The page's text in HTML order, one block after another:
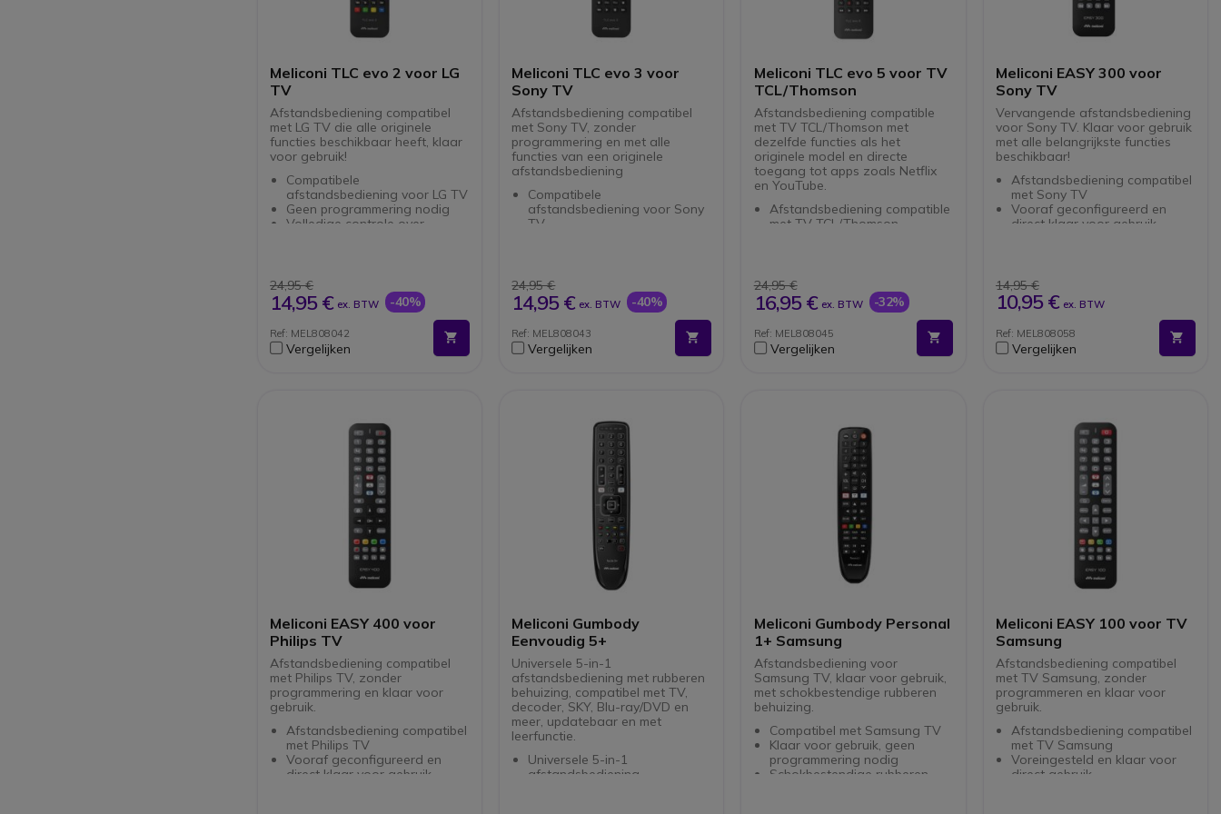
Meliconi TLC evo 2 voor LG
TV
Afstandsbediening compatibel
met LG TV die alle originele
functies beschikbaar heeft, klaar
voor gebruik!
Compatibele
afstandsbediening voor LG TV
Geen programmering nodig
Volledige controle over
Netflix, Prime Video, YouTube
op Smart TV.
Volledig toetsenbord: 50
Benodigde batterijen: 2 x
AAA/LR03 alcaline van 1,5 V
24,95 €
14,95 € ex. BTW -40%
Ref: MEL808042
Vergelijken
Meliconi TLC evo 3 voor
Sony TV
Afstandsbediening compatibel
met Sony TV, zonder
programmering en met alle
functies van een originele
afstandsbediening
Compatibele
afstandsbediening voor Sony
TV
beschikbaar: kanaal wisselen,
enz.
Directe toegang tot functies:
Netflix, Prime Video, YouTube
op Smart TV.
Volledig toetsenbord: 50
Gebruik geen oplaadbare
24,95 €
14,95 € ex. BTW -40%
Ref: MEL808043
Vergelijken
Meliconi TLC evo 5 voor TV
TCL/Thomson
Afstandsbediening compatible
met TV TCL/Thomson met
dezelfde functies als het
originele model en directe
toegang tot apps zoals Netflix
en YouTube.
Afstandsbediening compatible
met TV TCL/Thomson
beschikbaar: kanaal wisselen,
enz.
Snel toegang tot functies:
Netflix, Prime Video, YouTube
op Smart TV.
Volledig toetsenbord: 50
Geen oplaadbare batterijen
24,95 €
16,95 € ex. BTW -32%
Ref: MEL808045
Vergelijken
Meliconi EASY 300 voor
Sony TV
Vervangende afstandsbediening
voor Sony TV. Klaar voor gebruik
met alle belangrijkste functies
beschikbaar!
Afstandsbediening compatibel
met Sony TV
Vooraf geconfigureerd en
direct klaar voor gebruik
LEARN-functie voor andere
apparaten: soundbars of
audiosystemen
Snelle toegang tot functies:
Netflix, Prime Video, YouTube
op Smart TV
Geen oplaadbare batterijen
14,95 €
10,95 € ex. BTW
Ref: MEL808058
Vergelijken
Meliconi EASY 400 voor
Philips TV
Afstandsbediening compatibel
met Philips TV, zonder
programmering en klaar voor
gebruik.
Afstandsbediening compatibel
met Philips TV
Vooraf geconfigureerd en
direct klaar voor gebruik
Meliconi Gumbody
Eenvoudig 5+
Universele 5-in-1
afstandsbediening met rubberen
behuizing, compatibel met TV,
decoder, SKY, Blu-ray/DVD en
meer, updatebaar en met
leerfunctie.
Universele 5-in-1
afstandsbediening
Meliconi Gumbody Personal
1+ Samsung
Afstandsbediening voor
Samsung TV, klaar voor gebruik,
met schokbestendige rubberen
behuizing.
Compatibel met Samsung TV
Klaar voor gebruik, geen
programmering nodig
Schokbestendige rubberen
Meliconi EASY 100 voor TV
Samsung
Afstandsbediening compatibel
met TV Samsung, zonder
programmeren en klaar voor
gebruik.
Afstandsbediening compatibel
met TV Samsung
Voreingesteld en klaar voor
direct gebruik